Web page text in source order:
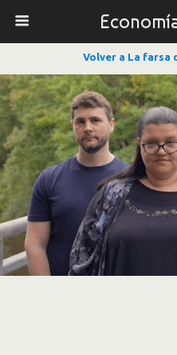
Volver a La farsa